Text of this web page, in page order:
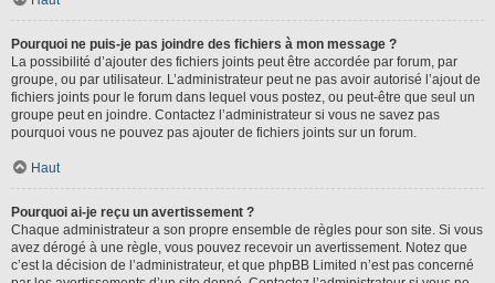
Pourquoi ne puis-je pas joindre des fichiers à mon message ?
La possibilité d’ajouter des fichiers joints peut être accordée par forum, par
groupe, ou par utilisateur. L’administrateur peut ne pas avoir autorisé l’ajout de
fichiers joints pour le forum dans lequel vous postez, ou peut-être que seul un
groupe peut en joindre. Contactez l’administrateur si vous ne savez pas
pourquoi vous ne pouvez pas ajouter de fichiers joints sur un forum.
Haut
Pourquoi ai-je reçu un avertissement ?
Chaque administrateur a son propre ensemble de règles pour son site. Si vous
avez dérogé à une règle, vous pouvez recevoir un avertissement. Notez que
c’est la décision de l’administrateur, et que phpBB Limited n’est pas concerné